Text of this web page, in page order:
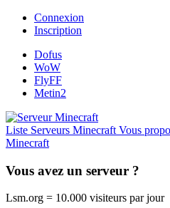
Connexion
Inscription
Dofus
WoW
FlyFF
Metin2
Liste Serveurs Minecraft Vous
Minecraft
Vous avez un serveur ?
Lsm.org = 10.000 visiteurs par jour